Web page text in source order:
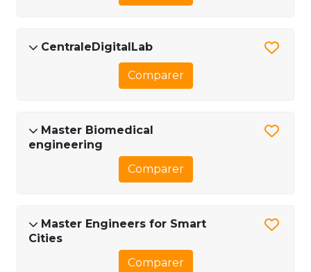
CentraleDigitalLab
Comparer
Master Biomedical
engineering
Comparer
Master Engineers for Smart
Cities
Comparer